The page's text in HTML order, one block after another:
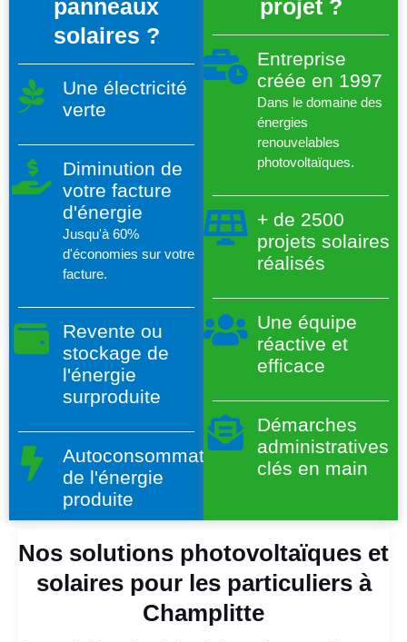
panneaux
solaires ?
Une électricité
verte
Diminution de
votre facture
d'énergie
Jusqu'à 60%
d'économies sur votre
facture.
Revente ou
stockage de
l'énergie
surproduite
Autoconsommation
de l'énergie
produite
projet ?
Entreprise
créée en 1997
Dans le domaine des
énergies
renouvelables
photovoltaïques.
+ de 2500
projets solaires
réalisés
Une équipe
réactive et
efficace
Démarches
administratives
clés en main
Nos solutions photovoltaïques et
solaires pour les particuliers à
Champlitte